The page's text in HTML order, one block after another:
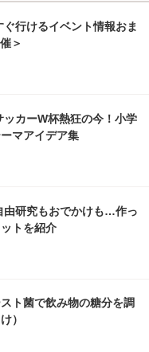
ぐ行けるイベント情報おま
＞
ッカーW杯熱狂の今！小学
マアイデア集
由研究もおでかけも…作っ
トを紹介
スト菌で飲み物の糖分を調
）